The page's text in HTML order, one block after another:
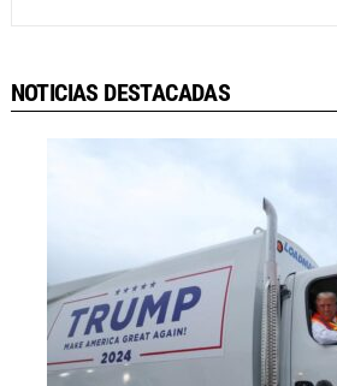
NOTICIAS DESTACADAS